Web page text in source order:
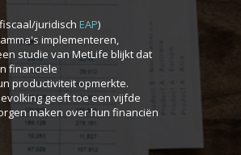
juridisch EAP)
implementeren,
studie van MetLife blijkt dat
financiële
productiviteit opmerkte.
geeft toe een vijfde
maken over hun financiën